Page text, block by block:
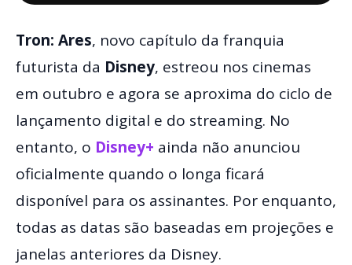
Tron: Ares, novo capítulo da franquia
futurista da Disney, estreou nos cinemas
em outubro e agora se aproxima do ciclo de
lançamento digital e do streaming. No
entanto, o Disney+ ainda não anunciou
oficialmente quando o longa ficará
disponível para os assinantes. Por enquanto,
todas as datas são baseadas em projeções e
janelas anteriores da Disney.